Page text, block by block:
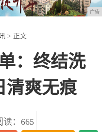
广告
> 正文
：终结洗
清爽无痕
读：665